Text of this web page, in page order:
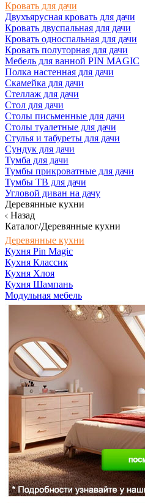
Кровать для дачи
Двухъярусная кровать для дачи
Кровать двуспальная для дачи
Кровать односпальная для дачи
Кровать полуторная для дачи
Мебель для ванной PIN MAGIC
Полка настенная для дачи
Скамейка для дачи
Стеллаж для дачи
Стол для дачи
Столы письменные для дачи
Столы туалетные для дачи
Стулья и табуреты для дачи
Сундук для дачи
Тумба для дачи
Тумбы прикроватные для дачи
Тумбы ТВ для дачи
Угловой диван на дачу
Деревянные кухни
Назад
Каталог/Деревянные кухни
Деревянные кухни
Кухня Pin Magic
Кухня Классик
Кухня Хлоя
Кухня Шампань
Модульная мебель